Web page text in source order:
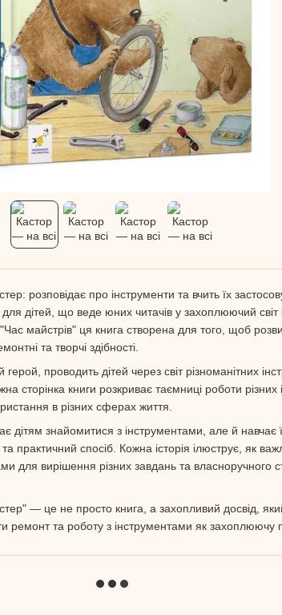
розповідає про інструменти та вчить їх
дітей, що веде юних читачів у захоплюючий світ
майстрів" ця книга створена для того, щоб
та творчі здібності.
герой, проводить дітей через світ різноманітних
сторінка книги розкриває таємниці роботи різних
в різних сферах життя.
дітям знайомитися з інструментами, але й навчає
практичний спосіб. Кожна історія ілюструє, як
для вирішення різних завдань та власноручного
— це не просто книга, а захопливий досвід,
ремонт та роботу з інструментами як захоплюючу